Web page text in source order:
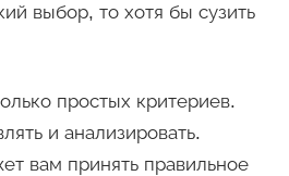
выбор, то хотя бы сузить
простых критериев.
и анализировать.
вам принять правильное